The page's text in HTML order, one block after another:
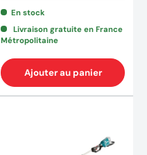
En stock
Livraison gratuite en France
Métropolitaine
Ajouter au panier